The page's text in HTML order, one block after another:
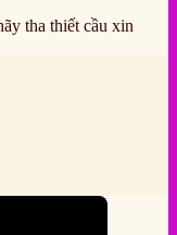
tha thiết cầu xin